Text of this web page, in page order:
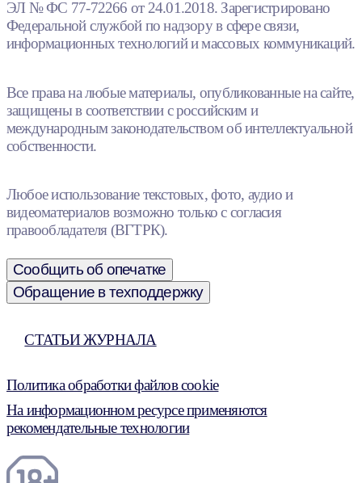
ЭЛ № ФС 77-72266 от 24.01.2018. Зарегистрировано
Федеральной службой по надзору в сфере связи,
информационных технологий и массовых коммуникаций.
Все права на любые материалы, опубликованные на сайте,
защищены в соответствии с российским и
международным законодательством об интеллектуальной
собственности.
Любое использование текстовых, фото, аудио и
видеоматериалов возможно только с согласия
правообладателя (ВГТРК).
Сообщить об опечатке
Обращение в техподдержку
СТАТЬИ ЖУРНАЛА
Политика обработки файлов cookie
На информационном ресурсе применяются
рекомендательные технологии